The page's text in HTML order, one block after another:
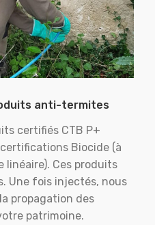
anti-termites
certifiés CTB P+
Biocide (à
linéaire). Ces produits
Une fois injectés, nous
propagation des
patrimoine.